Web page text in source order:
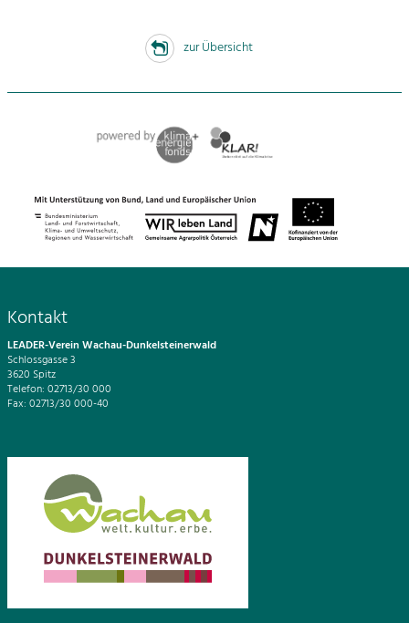
zur Übersicht
Kontakt
LEADER-Verein Wachau-Dunkelsteinerwald
Schlossgasse 3
3620 Spitz
Telefon: 02713/30 000
Fax: 02713/30 000-40